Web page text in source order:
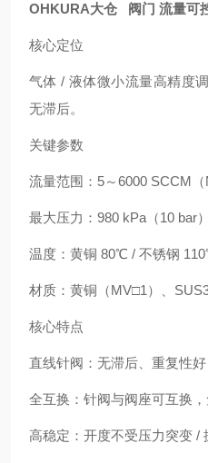
OHKURA大仓 阀门 流量可
核心定位
气体 / 液体微小流量高精度
无滞后。
关键参数
流量范围：5～6000 SCCM（
最大压力：980 kPa（10 bar）
温度：黄铜 80℃ / 不锈钢
材质：黄铜（MV□1）、
核心特点
直线针阀：无滞后、重复性
全互换：针阀与阀座可互换
高稳定：开度不受压力突变 /